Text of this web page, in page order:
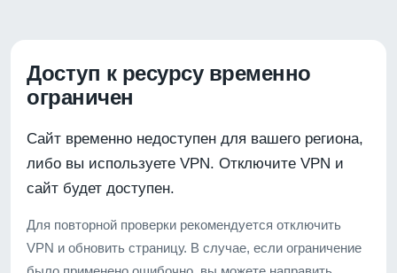
Доступ к ресурсу временно
ограничен
Сайт временно недоступен для вашего региона,
либо вы используете VPN. Отключите VPN и
сайт будет доступен.
Для повторной проверки рекомендуется отключить
VPN и обновить страницу. В случае, если ограничение